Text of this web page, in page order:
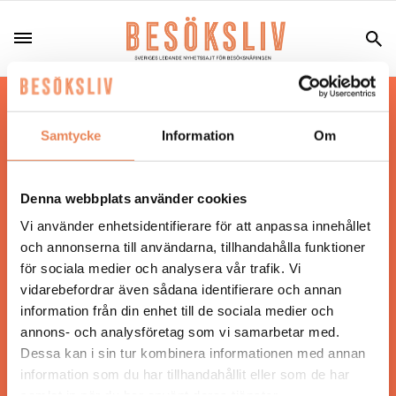
Samtycke Information Om
Denna webbplats använder cookies
Vi använder enhetsidentifierare för att anpassa innehållet
och annonserna till användarna, tillhandahålla funktioner
för sociala medier och analysera vår trafik. Vi
vidarebefordrar även sådana identifierare och annan
information från din enhet till de sociala medier och
annons- och analysföretag som vi samarbetar med.
Dessa kan i sin tur kombinera informationen med annan
information som du har tillhandahållit eller som de har
Hos oss läser du landets mest uppdaterade
nyheter och snackisar inom besöksnäringen.
Besöksliv i sin tryckta form är ett affärsmagasin
Tidningen ges ut avVisita
ANSVARIG UTGIVARE
Jonas Siljhammar
UPPHOVSRÄTT